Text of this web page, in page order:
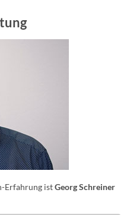
Erfahrung istGeorg Schreiner